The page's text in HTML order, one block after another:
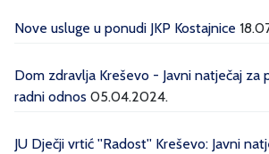
Nove usluge u ponudi JKP Kostajnice
Dom zdravlja Kreševo - Javni natječaj za
radni odnos 05.04.2024.
JU Dječji vrtić ''Radost'' Kreševo: Javni